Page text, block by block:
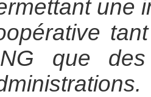
une
que